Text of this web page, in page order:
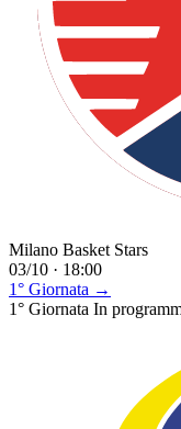
Milano Basket Stars
03/10 · 18:00
1° Giornata →
1° Giornata In